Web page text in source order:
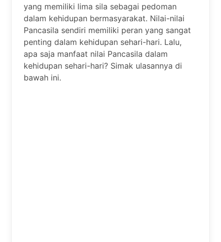
yang memiliki lima sila sebagai pedoman
dalam kehidupan bermasyarakat. Nilai-nilai
Pancasila sendiri memiliki peran yang sangat
penting dalam kehidupan sehari-hari. Lalu,
apa saja manfaat nilai Pancasila dalam
kehidupan sehari-hari? Simak ulasannya di
bawah ini.